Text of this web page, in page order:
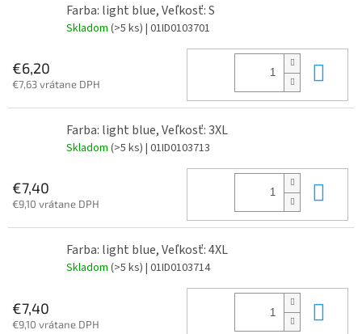
Farba: light blue, Veľkosť: S
Skladom (>5 ks) | 01ID0103701
€6,20
€7,63 vrátane DPH
Farba: light blue, Veľkosť: 3XL
Skladom (>5 ks) | 01ID0103713
€7,40
€9,10 vrátane DPH
Farba: light blue, Veľkosť: 4XL
Skladom (>5 ks) | 01ID0103714
€7,40
€9,10 vrátane DPH